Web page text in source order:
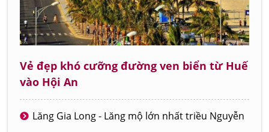
Vẻ đẹp khó cưỡng đường ven biển từ Huế
vào Hội An
Lăng Gia Long - Lăng mộ lớn nhất triều Nguyễn